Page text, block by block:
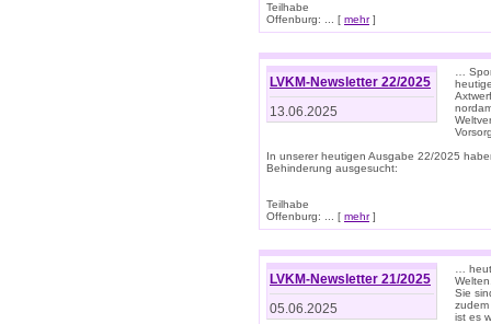
Teilhabe
Offenburg: ... [ mehr]
LVKM-Newsletter 22/2025
13.06.2025
…
In unserer heutigen Ausgabe 22/2025
Behinderung ausgesucht:
Teilhabe
Offenburg: ... [ mehr]
LVKM-Newsletter 21/2025
05.06.2025
…
Sie
ist es